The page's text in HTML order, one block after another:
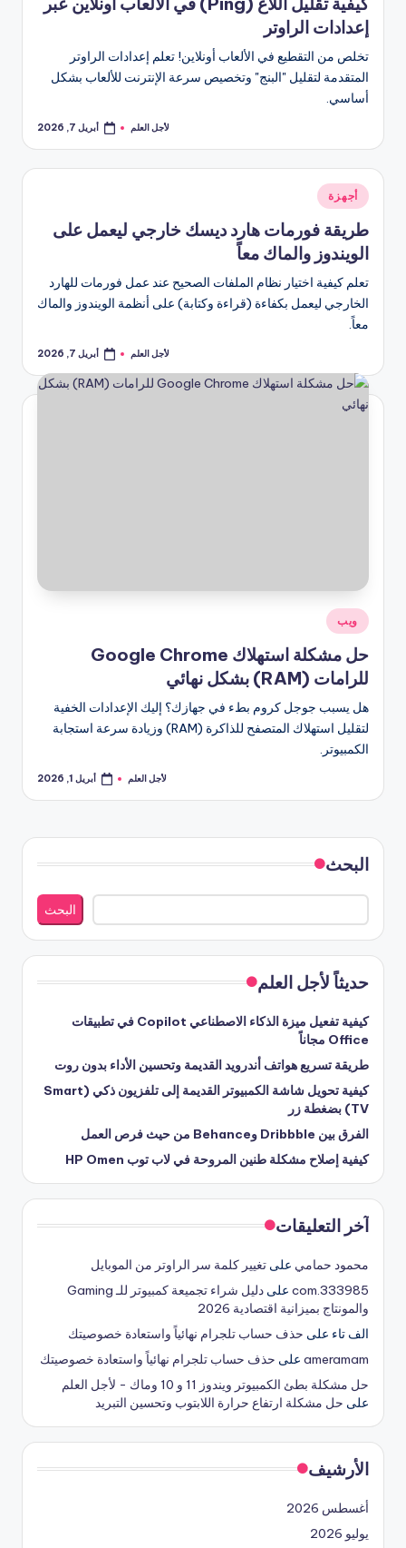
إعدادات الراوتر
تخلص من التقطيع في الألعاب أونلاين! تعلم إعدادات الراوتر
المتقدمة لتقليل "البنج" وتخصيص سرعة الإنترنت للألعاب بشكل
أساسي.
تمّ
لأجل العلم أبريل 7, 2026
نُشر
في
أجهزة
طريقة فورمات هارد ديسك خارجي ليعمل على
الويندوز والماك معاً
تعلم كيفية اختيار نظام الملفات الصحيح عند عمل فورمات للهارد
الخارجي ليعمل بكفاءة (قراءة وكتابة) على أنظمة الويندوز والماك
معاً.
تمّ
بواسطة
لأجل العلم أبريل 7, 2026
نُشر
في
ويب
حل مشكلة استهلاك Google Chrome
للرامات (RAM) بشكل نهائي
هل يسبب جوجل كروم بطء في جهازك؟ إليك الإعدادات الخفية
لتقليل استهلاك المتصفح للذاكرة (RAM) وزيادة سرعة استجابة
الكمبيوتر.
تمّ
لأجل العلم أبريل 1, 2026
البحث
البحث
حديثاً لأجل العلم
كيفية تفعيل ميزة الذكاء الاصطناعي Copilot في تطبيقات
Office مجاناً
طريقة تسريع هواتف أندرويد القديمة وتحسين الأداء بدون روت
كيفية تحويل شاشة الكمبيوتر القديمة إلى تلفزيون ذكي (Smart
TV) بضغطة زر
الفرق بين Dribbble وBehance من حيث فرص العمل
كيفية إصلاح مشكلة طنين المروحة في لاب توب HP Omen
آخر التعليقات
محمود حمامي على تغيير كلمة سر الراوتر من الموبايل
333985.com
على
دليل شراء تجميعة كمبيوتر للـ Gaming
والمونتاج بميزانية اقتصادية 2026
الف تاء على حذف حساب تلجرام نهائياً واستعادة خصوصيتك
ameramam على حذف حساب تلجرام نهائياً واستعادة خصوصيتك
حل مشكلة بطئ الكمبيوتر ويندوز 11 و 10 وماك - لأجل العلم
على حل مشكلة ارتفاع حرارة اللابتوب وتحسين التبريد
الأرشيف
أغسطس 2026
يوليو 2026